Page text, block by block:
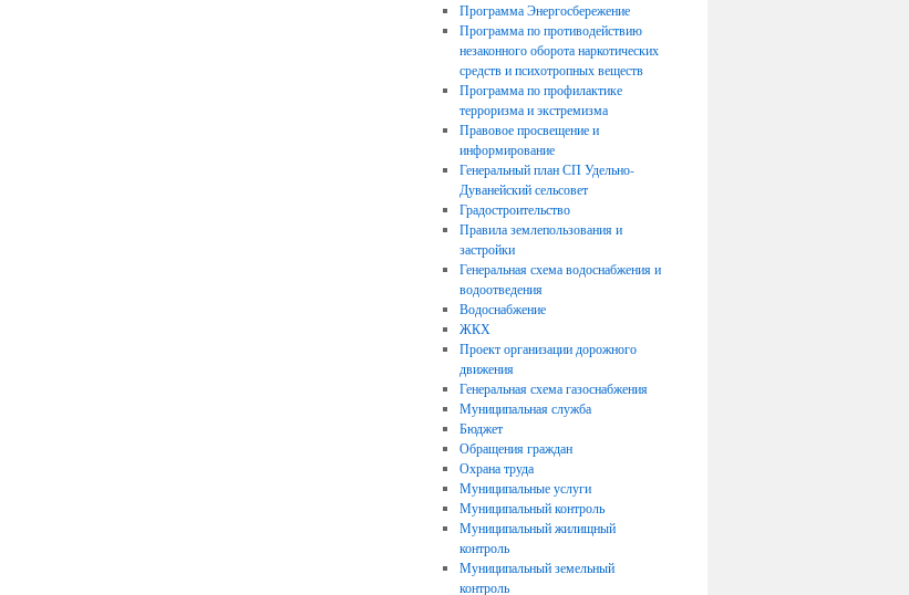
Программа Энергосбережение
Программа по противодействию
незаконного оборота наркотических
средств и психотропных веществ
Программа по профилактике
терроризма и экстремизма
Правовое просвещение и
информирование
Генеральный план СП Удельно-
Дуванейский сельсовет
Градостроительство
Правила землепользования и
застройки
Генеральная схема водоснабжения и
водоотведения
Водоснабжение
ЖКХ
Проект организации дорожного
движения
Генеральная схема газоснабжения
Муниципальная служба
Бюджет
Обращения граждан
Охрана труда
Муниципальные услуги
Муниципальный контроль
Муниципальный жилищный
контроль
Муниципальный земельный
контроль